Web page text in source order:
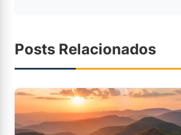
Posts Relacionados